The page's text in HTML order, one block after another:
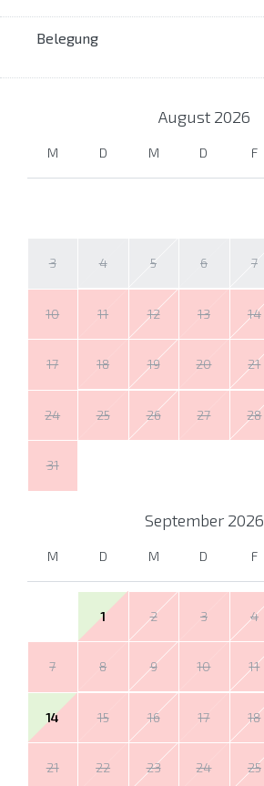
Belegung
August 2026
M D M D F
3 4 5 6 7
10 11 12 13 14
17 18 19 20 21
24 25 26 27 28
31
September 2026
M D M D F
1 2 3 4
7 8 9 10 11
14 15 16 17 18
21 22 23 24 25